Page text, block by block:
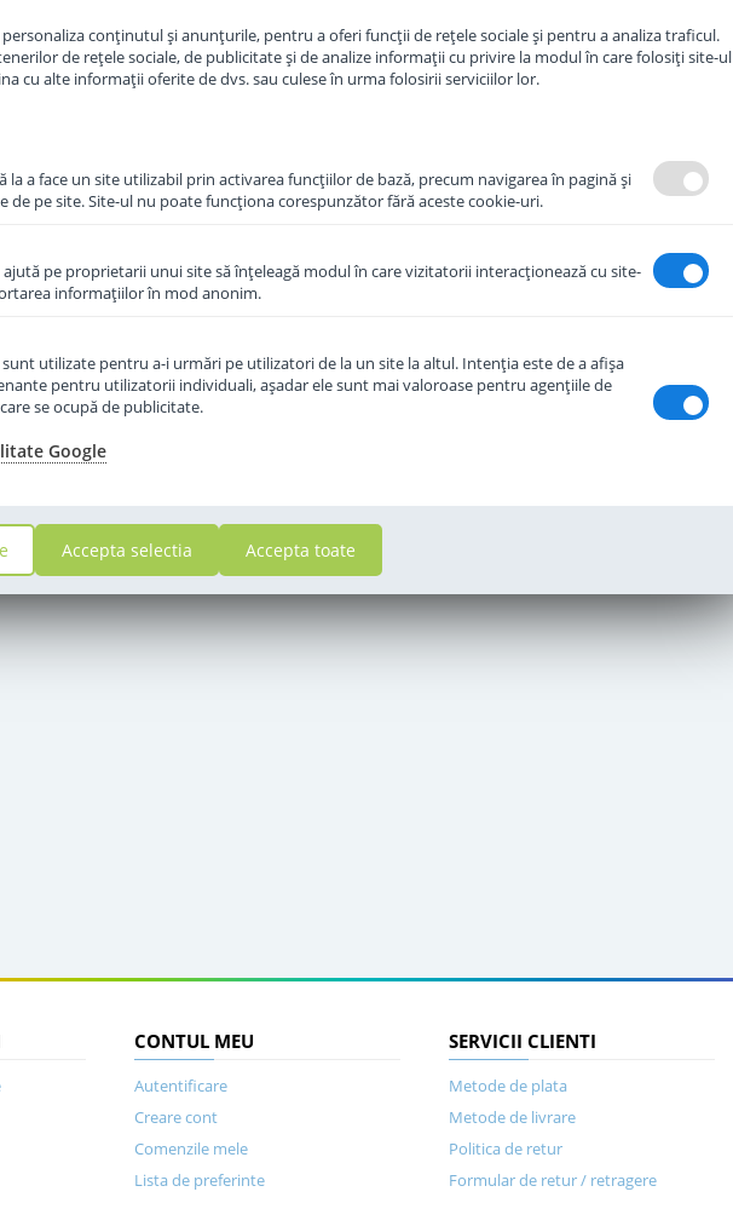
CONTUL MEU
Autentificare
Creare cont
Comenzile mele
Lista de preferinte
SERVICII CLIENTI
Metode de plata
Metode de livrare
Politica de retur
Formular de retur / retragere
conținutul și anunțurile, pentru a oferi funcții de rețele sociale și pentru a analiza traficul.
de rețele sociale, de publicitate și de analize informații cu privire la modul în care folosiți site-ul
cu alte informații oferite de dvs. sau culese în urma folosirii serviciilor lor.
la a face un site utilizabil prin activarea funcţiilor de bază, precum navigarea în pagină şi
de pe site. Site-ul nu poate funcţiona corespunzător fără aceste cookie-uri.
pe proprietarii unui site să înţeleagă modul în care vizitatorii interacţionează cu site-
informaţiilor în mod anonim.
utilizate pentru a-i urmări pe utilizatori de la un site la altul. Intenţia este de a afişa
pentru utilizatorii individuali, aşadar ele sunt mai valoroase pentru agenţiile de
se ocupă de publicitate.
Google
Accepta selectia Accepta toate